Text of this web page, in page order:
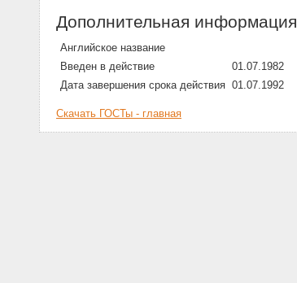
Дополнительная информация
Английское название
Введен в действие
01.07.1982
Дата завершения срока действия 01.07.1992
Скачать ГОСТы - главная